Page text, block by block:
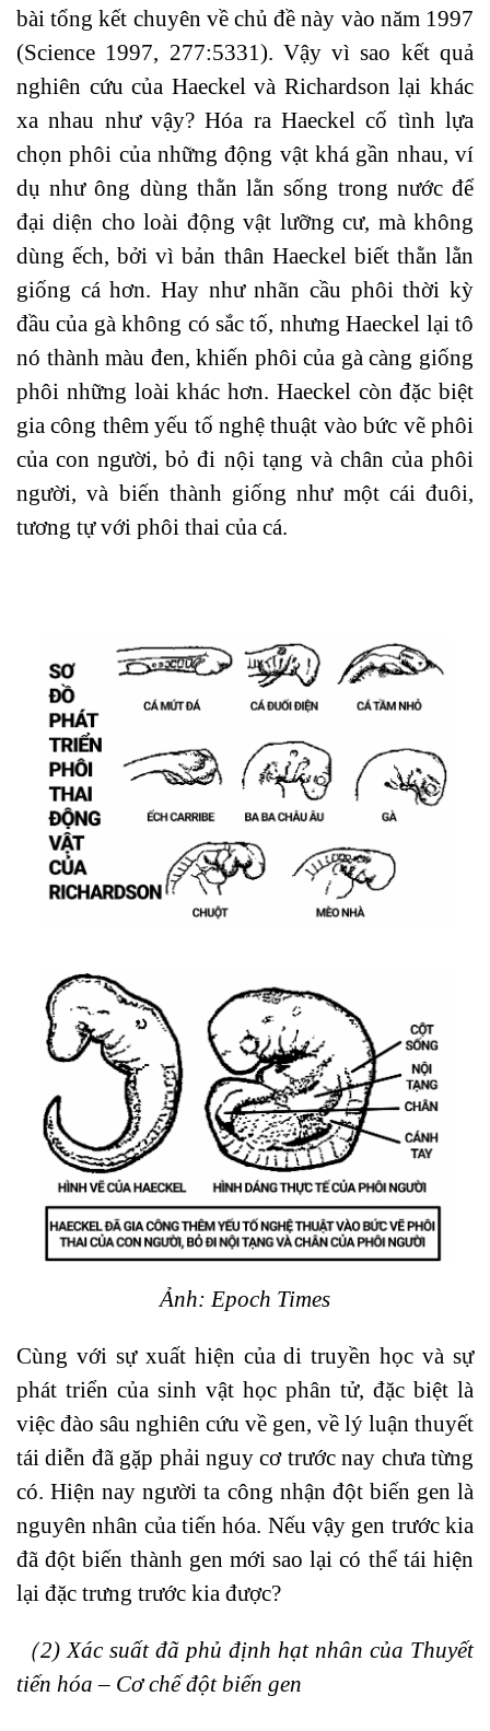
bài tổng kết chuyên về chủ đề này vào năm 1997
(Science 1997, 277:5331). Vậy vì sao kết quả
nghiên cứu của Haeckel và Richardson lại khác
xa nhau như vậy? Hóa ra Haeckel cố tình lựa
chọn phôi của những động vật khá gần nhau, ví
dụ như ông dùng thằn lằn sống trong nước để
đại diện cho loài động vật lưỡng cư, mà không
dùng ếch, bởi vì bản thân Haeckel biết thằn lằn
giống cá hơn. Hay như nhãn cầu phôi thời kỳ
đầu của gà không có sắc tố, nhưng Haeckel lại tô
nó thành màu đen, khiến phôi của gà càng giống
phôi những loài khác hơn. Haeckel còn đặc biệt
gia công thêm yếu tố nghệ thuật vào bức vẽ phôi
của con người, bỏ đi nội tạng và chân của phôi
người, và biến thành giống như một cái đuôi,
tương tự với phôi thai của cá.
Ảnh: Epoch Times
Cùng với sự xuất hiện của di truyền học và sự
phát triển của sinh vật học phân tử, đặc biệt là
việc đào sâu nghiên cứu về gen, về lý luận thuyết
tái diễn đã gặp phải nguy cơ trước nay chưa từng
có. Hiện nay người ta công nhận đột biến gen là
nguyên nhân của tiến hóa. Nếu vậy gen trước kia
đã đột biến thành gen mới sao lại có thể tái hiện
lại đặc trưng trước kia được?
（2) Xác suất đã phủ định hạt nhân của Thuyết
tiến hóa – Cơ chế đột biến gen